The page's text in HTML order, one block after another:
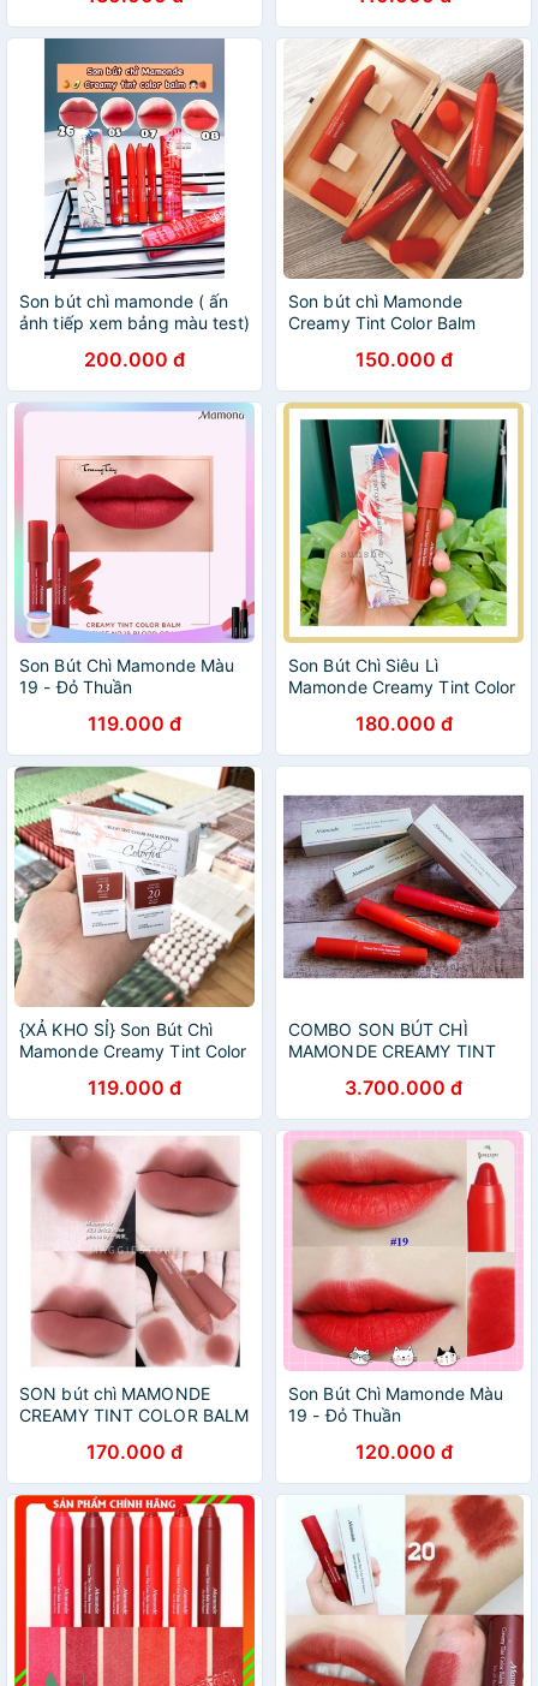
Son bút chì mamonde ( ấn
ảnh tiếp xem bảng màu test)
200.000 đ
Son bút chì Mamonde
Creamy Tint Color Balm
150.000 đ
Son Bút Chì Mamonde Màu
19 - Đỏ Thuần
119.000 đ
Son Bút Chì Siêu Lì
Mamonde Creamy Tint Color
180.000 đ
{XẢ KHO SỈ} Son Bút Chì
Mamonde Creamy Tint Color
119.000 đ
COMBO SON BÚT CHÌ
MAMONDE CREAMY TINT
3.700.000 đ
SON bút chì MAMONDE
CREAMY TINT COLOR BALM
170.000 đ
Son Bút Chì Mamonde Màu
19 - Đỏ Thuần
120.000 đ